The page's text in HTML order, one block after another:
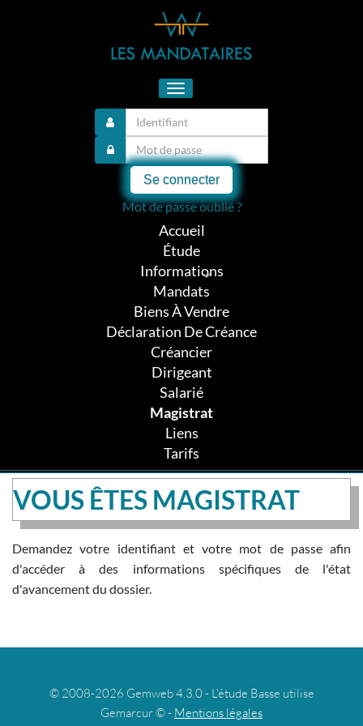
Toggle
navigation
Se connecter
Mot de passe oublié ?
Accueil
Étude
Informations
Mandats
Biens À Vendre
Déclaration De Créance
Créancier
Dirigeant
Salarié
Magistrat
Liens
Tarifs
VOUS ÊTES MAGISTRAT
Demandez votre identifiant et votre mot de passe afin
d'accéder à des informations spécifiques de l'état
d'avancement du dossier.
© 2008-2026 Gemweb 4.3.0 - L'étude Basse utilise
Gemarcur © - Mentions légales